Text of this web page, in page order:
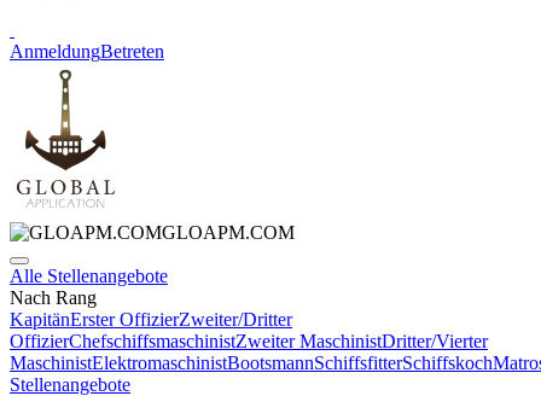
AnmeldungBetreten
GLOAPM.COM
Alle Stellenangebote
Nach Rang
KapitänErster OffizierZweiter/Dritter
OffizierChefschiffsmaschinistZweiter MaschinistDritter/Vierter
MaschinistElektromaschinistBootsmannSchiffsfitterSchiffskoch
Stellenangebote